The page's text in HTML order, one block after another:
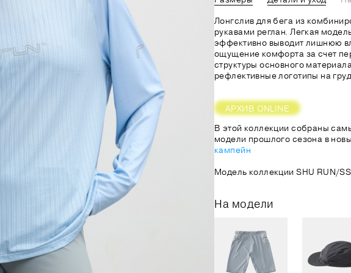
Лонгслив для бега из
рукавами реглан. Легкая
эффективно выводит лишнюю
ощущение комфорта за счет
структуры основного
рефлективные логотипы на
АРХИВ ONLINE
В этой коллекции собраны
модели прошлого сезона в
кампейн
Модель коллекции SHU RUN/
На модели